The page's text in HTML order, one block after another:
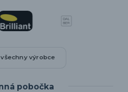
výrobce
pobočka